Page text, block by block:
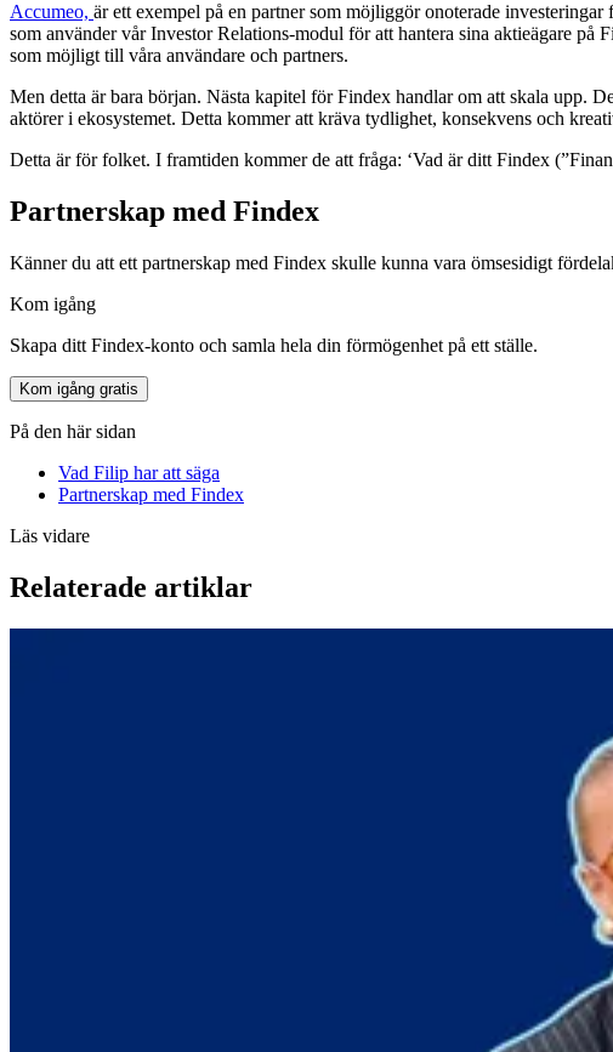
Accumeo, är ett exempel på en partner som möjliggör onoterade investeringar
som använder vår Investor Relations-modul för att hantera sina aktieägare
som möjligt till våra användare och partners.
Men detta är bara början. Nästa kapitel för Findex handlar om att skala upp.
aktörer i ekosystemet. Detta kommer att kräva tydlighet, konsekvens och
Detta är för folket. I framtiden kommer de att fråga: ‘Vad är ditt Findex
Partnerskap med Findex
Känner du att ett partnerskap med Findex skulle kunna vara ömsesidigt
Kom igång
Skapa ditt Findex-konto och samla hela din förmögenhet på ett ställe.
Kom igång gratis
På den här sidan
Vad Filip har att säga
Partnerskap med Findex
Läs vidare
Relaterade artiklar